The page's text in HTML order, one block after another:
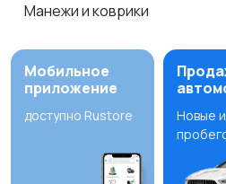
Манежи и коврики
Мобильное
приложение
доступно Rustore
Новые